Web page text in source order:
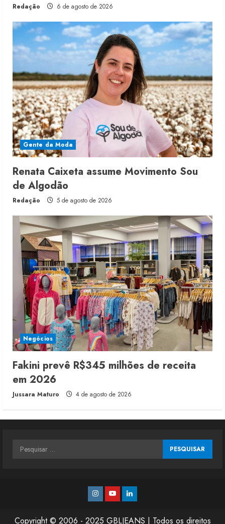
Redação 6 de agosto de 2026
Gente da Moda
Renata Caixeta assume Movimento Sou
de Algodão
Redação 5 de agosto de 2026
Negócios
Fakini prevê R$345 milhões de receita
em 2026
Jussara Maturo 4 de agosto de 2026
Pesquisar
Instagram
YoutubeLinkedin
Copyright © 2006 - 2025 GBLJEANS | Todos os direitos